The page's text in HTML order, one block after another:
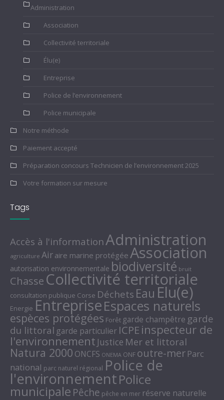
Administration
Association
Collectivité territoriale
Élu(e)
Entreprise
Police de l’environnement
Police municipale
Notre méthode
Paiement accepté
Préparation concours Technicien de l’environnement 2025
Votre formation sur mesure
Tags
Accès à l'informationAdministration
agriculture Air aire marine protégée Association
autorisation environnementale biodiversité bruit
Chasse Collectivité territoriale
consultation publique Corse Déchets Eau Elu(e)
Energie EntrepriseEspaces naturels
espèces protégées Forêt garde champêtre garde
du littoral garde particulier ICPE inspecteur de
l'environnement Justice Mer et littoral
Natura 2000 ONCFS ONEMA ONF outre-mer Parc
national parc naturel régional Police de
l'environnementPolice
municipale Pêche pêche en mer réserve naturelle